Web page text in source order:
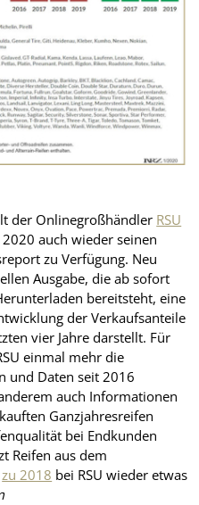
der Onlinegroßhändler RSU
auch wieder seinen
zu Verfügung. Neu
Ausgabe, die ab sofort
bereitsteht, eine
der Verkaufsanteile
vier Jahre darstellt. Für
einmal mehr die
und Daten seit 2016
auch Informationen
Ganzjahresreifen
bei Endkunden
Reifen aus dem
zu 2018 bei RSU wieder etwas